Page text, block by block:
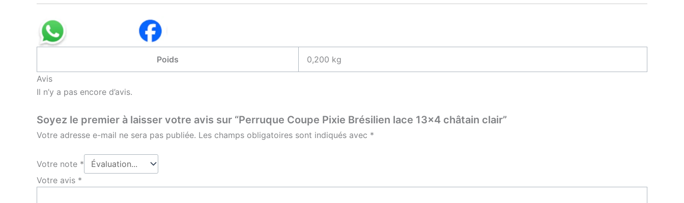
Poids
0,200 kg
Avis
Il n’y a pas encore d’avis.
Soyez le premier à laisser votre avis sur “Perruque Coupe Pixie Brésilien lace 13×4 châtain clair”
Votre adresse e-mail ne sera pas publiée. Les champs obligatoires sont indiqués avec *
Votre note *
Votre avis *